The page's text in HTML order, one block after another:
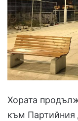
Хората
към